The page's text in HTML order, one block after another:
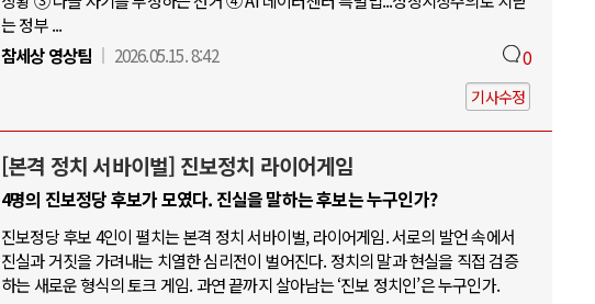
는 정부 ...
참세상 영상팀
2026.05.15. 8:42 0
기사수정
[본격 정치 서바이벌] 진보정치 라이어게임
4명의 진보정당 후보가 모였다. 진실을 말하는 후보는 누구인가?
진보정당 후보 4인이 펼치는 본격 정치 서바이벌, 라이어게임. 서로의 발언 속에서
진실과 거짓을 가려내는 치열한 심리전이 벌어진다. 정치의 말과 현실을 직접 검증
하는 새로운 형식의 토크 게임. 과연 끝까지 살아남는 ‘진보 정치인’은 누구인가.